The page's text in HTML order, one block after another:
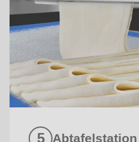
Abtafelstation